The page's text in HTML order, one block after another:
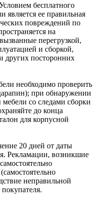
бесплатного
является ее правильная
повреждений по
на
перегрузкой,
и сборкой,
других посторонних
необходимо проверить
при обнаружении
мебели со следами сборки
до конца
для корпусной
20 дней от даты
Рекламации, возникшие
неправильной